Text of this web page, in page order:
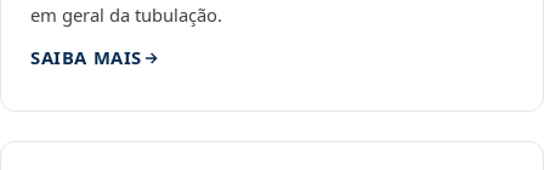
em geral da tubulação.
SAIBA MAIS